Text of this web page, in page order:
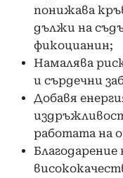
понижава
дължи на
фикоцианин;
Намалява
и сърдечни
Добавя
работата на